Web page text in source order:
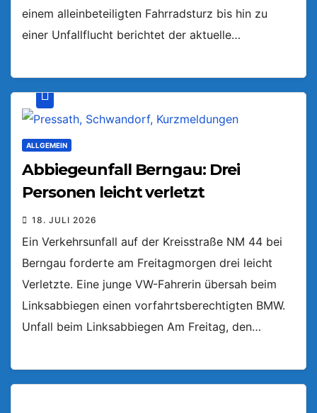
einem alleinbeteiligten Fahrradsturz bis hin zu
einer Unfallflucht berichtet der aktuelle…
ALLGEMEIN
Abbiegeunfall Berngau: Drei
Personen leicht verletzt
18. JULI 2026
Ein Verkehrsunfall auf der Kreisstraße NM 44 bei
Berngau forderte am Freitagmorgen drei leicht
Verletzte. Eine junge VW-Fahrerin übersah beim
Linksabbiegen einen vorfahrtsberechtigten BMW.
Unfall beim Linksabbiegen Am Freitag, den…